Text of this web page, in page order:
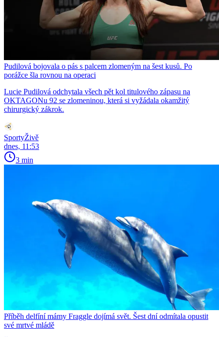
Pudilová bojovala o pás s palcem zlomeným na šest kusů. Po
porážce šla rovnou na operaci
Lucie Pudilová odchytala všech pět kol titulového zápasu na
OKTAGONu 92 se zlomeninou, která si vyžádala okamžitý
chirurgický zákrok.
SportyŽivě
dnes, 11:53
3 min
Příběh delfíní mámy Fraggle dojímá svět. Šest dní odmítala opustit
své mrtvé mládě